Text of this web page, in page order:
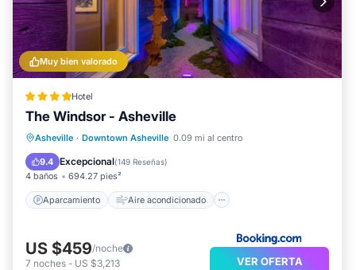
Muy bien valorado
Hotel
The Windsor - Asheville
Asheville · Downtown Asheville 0.09 mi al centro
9.4 Excepcional(149 Reseñas)
4 baños 694.27 pies²
Aparcamiento Aire acondicionado
Aparcamiento
Aire acondicionado
Internet
Se admiten mascotas
US $459/noche
7 noches - US $3,213 VER OFERTA